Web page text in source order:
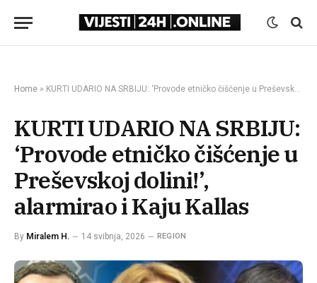
Home » KURTI UDARIO NA SRBIJU: ‘Provode etničko čišćenje u Preševskoj dolini!’, alarmirao i Kaju Kallas
KURTI UDARIO NA SRBIJU:
‘Provode etničko čišćenje u
Preševskoj dolini!’,
alarmirao i Kaju Kallas
By Miralem H. 14 svibnja, 2026 REGION